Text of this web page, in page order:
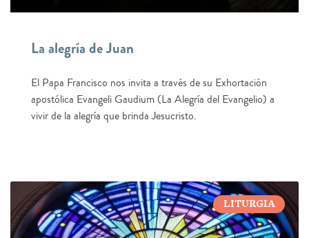
La alegría de Juan
El Papa Francisco nos invita a través de su Exhortación
apostólica Evangeli Gaudium (La Alegría del Evangelio) a
vivir de la alegría que brinda Jesucristo.
LITURGIA